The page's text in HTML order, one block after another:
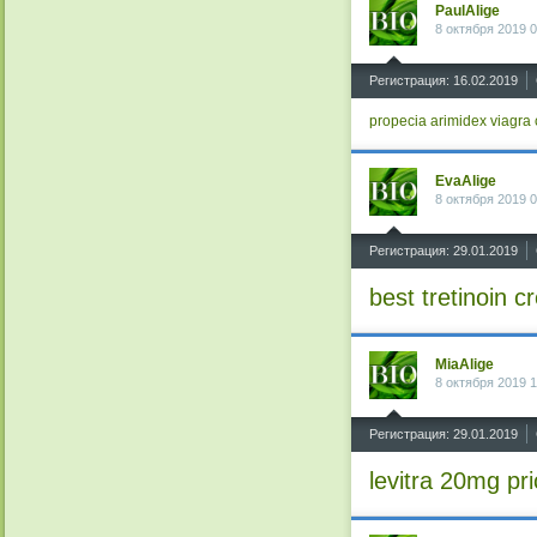
PaulAlige
8 октября 2019
Регистрация: 16.02.2019
propecia arimidex viagra
EvaAlige
8 октября 2019
Регистрация: 29.01.2019
best tretinoin
MiaAlige
8 октября 2019
Регистрация: 29.01.2019
levitra 20mg